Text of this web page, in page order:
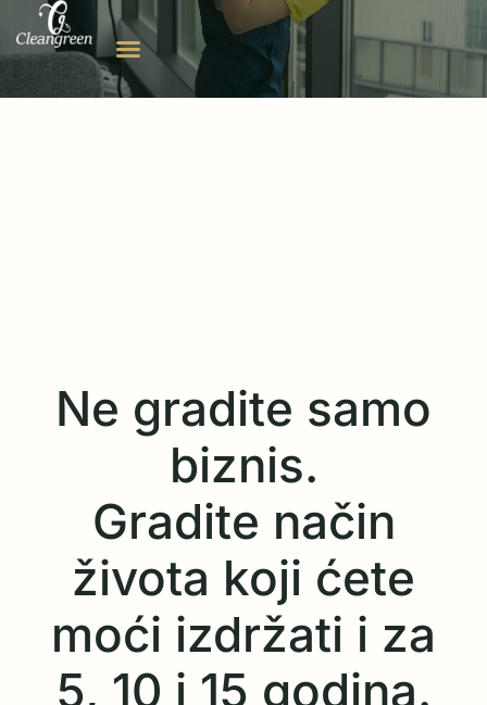
Ne gradite samo
biznis.
Gradite način
života koji ćete
moći izdržati i za
5, 10 i 15 godina.